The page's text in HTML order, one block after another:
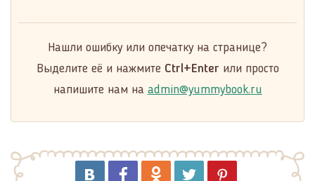
Нашли ошибку или опечатку на странице?
Выделите её и нажмите Ctrl+Enter или просто
напишите нам на admin@yummybook.ru